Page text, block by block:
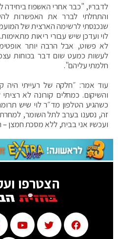
לדבריו, "כבר אחרי האשפוז ביחידה
והתחלתי לברר את האפשרות
שנכנסתי לרשימה הארצית של
לוי ועדכן שיש עבורי ריאות
לא פשוט, אבל הרבה יותר
לעשות כמעט שום דבר בכוחות
חלמתי עליהם".
עוד אמר: ״חלקה של רעייתי היה
והשיקום. כמחלים קורונה לא
כשהגיע הטלפון מד״ר לוי שיש
זה, נסענו בערב לתל השומר, למחרת
ועכשיו אני בבית, ללא מסכת חמצן –
הצטרפו